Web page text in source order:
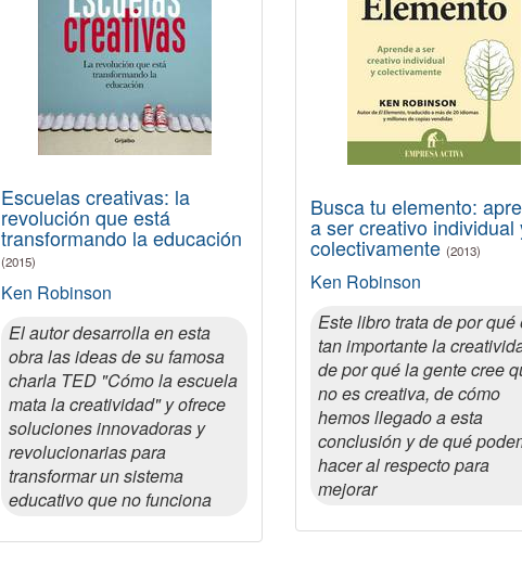
Escuelas creativas: la
revolución que está
transformando la educación
(2015)
Ken Robinson
El autor desarrolla en esta
obra las ideas de su famosa
charla TED "Cómo la escuela
mata la creatividad" y ofrece
soluciones innovadoras y
revolucionarias para
transformar un sistema
educativo que no funciona
Busca tu elemento:
a ser creativo individual
colectivamente (2013)
Ken Robinson
Este libro trata de por qué
tan importante la
de por qué la gente cree
no es creativa, de cómo
hemos llegado a esta
conclusión y de qué
hacer al respecto para
mejorar